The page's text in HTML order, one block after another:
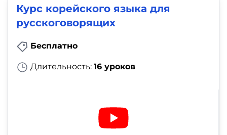
Курс корейского языка для
русскоговорящих
Бесплатно
Длительность: 16 уроков